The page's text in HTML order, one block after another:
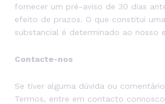
fornecer um pré-aviso de 30 dias
efeito de prazos. O que constitui
substancial é determinado ao nosso
Contacte-nos
Se tiver alguma dúvida ou
Termos, entre em contacto